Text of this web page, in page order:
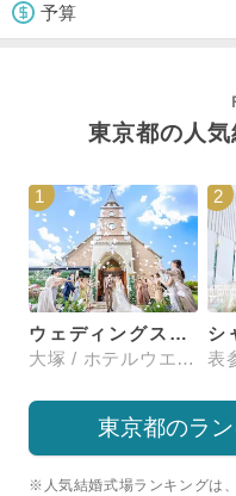
予算
東京都の人
1
ウェディングスホテル・ベルクラシック東京
大塚 / ホテルウエディング
2
東京都のラ
※人気結婚式場ランキングは